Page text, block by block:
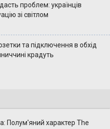
проблем: українців
зі світлом
та підключення в обхід
крадуть
Полум'яний характер The